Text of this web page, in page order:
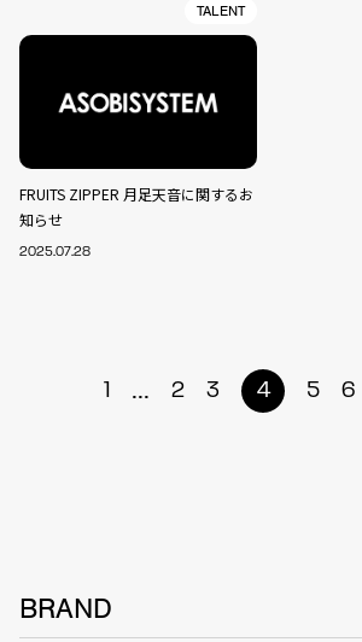
TALENT
FRUITS ZIPPER 月足天音に関するお
知らせ
2025.07.28
1 ... 2 3 4 5 6
BRAND